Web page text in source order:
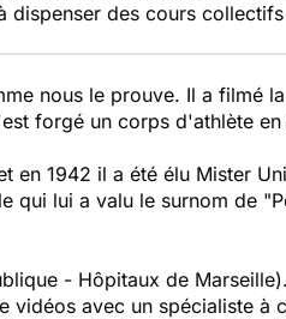
dispenser des cours
nous le prouve. Il a filmé
forgé un corps d'athlète
en 1942 il a été élu Mister
qui lui a valu le surnom de "
- Hôpitaux de
vidéos avec un spécialiste à